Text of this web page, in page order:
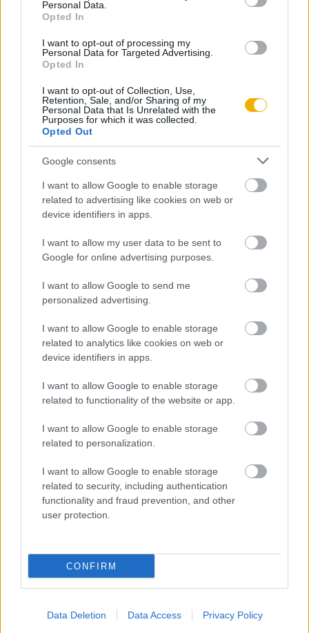
Personal Data.
Opted In
I want to opt-out of processing my
Personal Data for Targeted Advertising.
Opted In
I want to opt-out of Collection, Use,
Retention, Sale, and/or Sharing of my
Personal Data that Is Unrelated with the
Purposes for which it was collected.
Opted Out
Google consents
I want to allow Google to enable storage
related to advertising like cookies on web or
device identifiers in apps.
I want to allow my user data to be sent to
Google for online advertising purposes.
I want to allow Google to send me
personalized advertising.
I want to allow Google to enable storage
related to analytics like cookies on web or
device identifiers in apps.
I want to allow Google to enable storage
related to functionality of the website or app.
I want to allow Google to enable storage
related to personalization.
I want to allow Google to enable storage
related to security, including authentication
functionality and fraud prevention, and other
user protection.
CONFIRM
Data Deletion Data Access Privacy Policy
Fodor Gábor
Vörös Kereszt és Vörös Félhold
Zahorán Csaba
Egy meg nem született ország
Vörös Boldizsár
A Magyarországi Tanácsköztársaság
Végső István
Fedinec Csilla
A Hucul Köztársaság
Ordasi Ágnes
Kérészállam, interregnum, wilsonizmus
Évek
Ady Endre búcsúztatása, 1919